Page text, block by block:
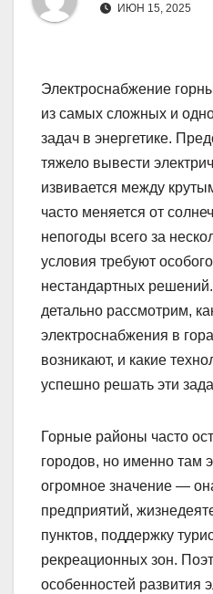
ИЮН 15, 2025
Электроснабжение
из самых сложных и
задач в энергетике.
тяжело вывести
извивается между
часто меняется от
непогоды всего за
условия требуют
нестандартных
детально рассмотрим,
электроснабжения в
возникают, и какие
успешно решать эти
Горные районы часто
городов, но именно там
огромное значение —
предприятий,
пунктов, поддержку
рекреационных зон.
особенностей развития